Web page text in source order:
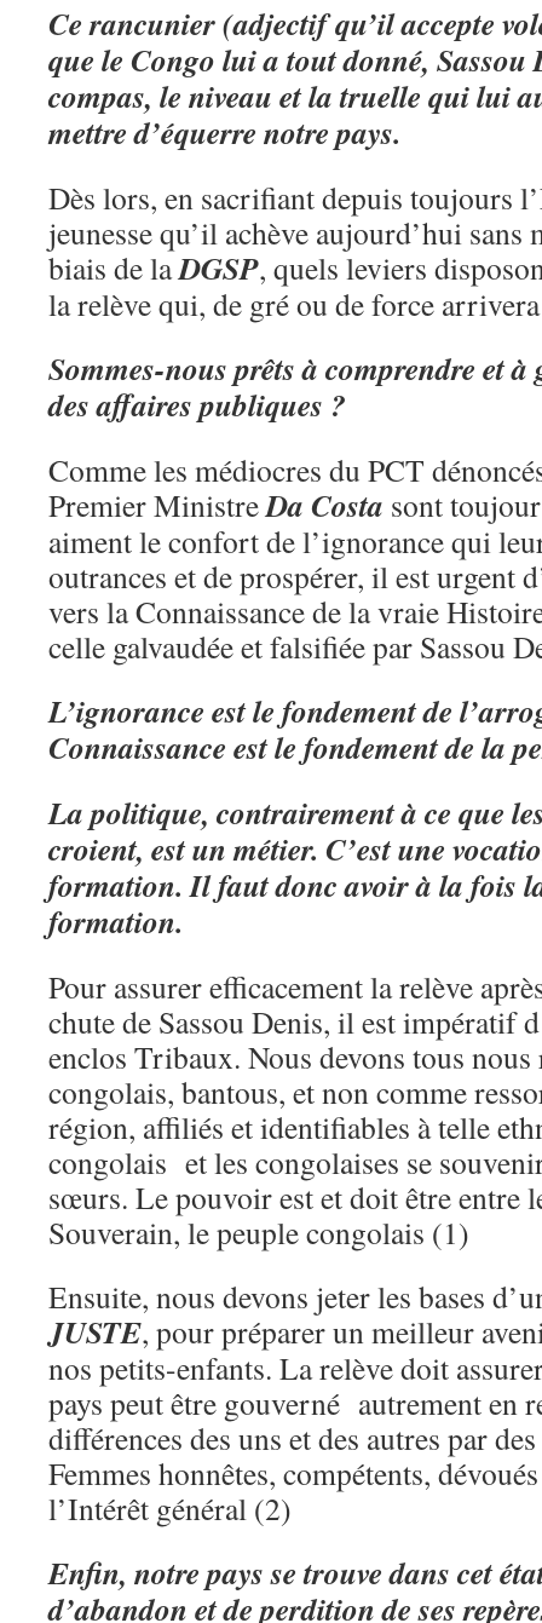
Ce rancunier (adjectif qu’il accepte
que le Congo lui a tout donné, Sassou
compas, le niveau et la truelle qui lui
mettre d’équerre notre pays.
Dès lors, en sacrifiant depuis toujours
jeunesse qu’il achève aujourd’hui sans
biais de laDGSP, quels leviers
la relève qui, de gré ou de force
Sommes-nous prêts à comprendre et
des affaires publiques ?
Comme les médiocres du PCT
Premier MinistreDa Costa sont
aiment le confort de l’ignorance qui
outrances et de prospérer, il est urgent
vers la Connaissance de la vraie
celle galvaudée et falsifiée par Sassou
L’ignorance est le fondement de
Connaissance est le fondement de la
La politique, contrairement à ce que
croient, est un métier. C’est une
formation. Il faut donc avoir à la fois
formation.
Pour assurer efficacement la relève
chute de Sassou Denis, il est impératif
enclos Tribaux. Nous devons tous
congolais, bantous, et non comme
région, affiliés et identifiables à telle
congolais et les congolaises se
sœurs. Le pouvoir est et doit être entre
Souverain, le peuple congolais (1)
Ensuite, nous devons jeter les bases
JUSTE, pour préparer un meilleur
nos petits-enfants. La relève doit
pays peut être gouverné autrement en
différences des uns et des autres par
Femmes honnêtes, compétents,
l’Intérêt général (2)
Enfin, notre pays se trouve dans cet
d’abandon et de perdition de ses